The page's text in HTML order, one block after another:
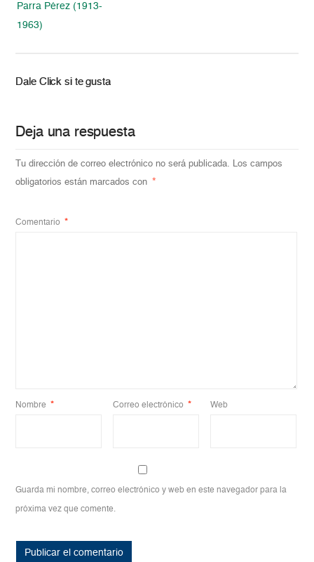
Parra Pérez (1913-
1963)
Dale Click si te gusta
Deja una respuesta
Tu dirección de correo electrónico no será publicada. Los campos
obligatorios están marcados con *
Comentario *
Nombre * Correo electrónico * Web
Guarda mi nombre, correo electrónico y web en este navegador para la
próxima vez que comente.